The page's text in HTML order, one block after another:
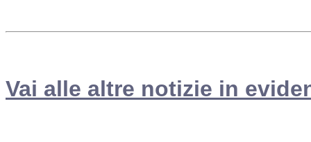
Vai alle altre notizie in